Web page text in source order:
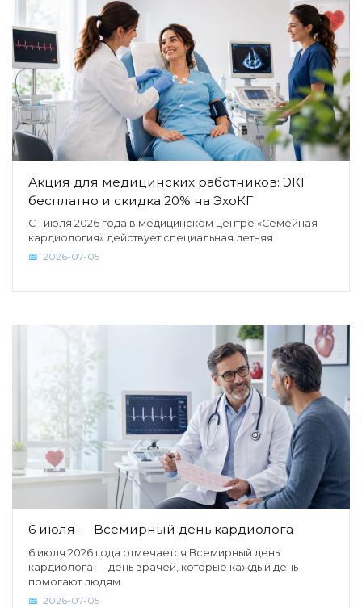
Акция для медицинских работников: ЭКГ
бесплатно и скидка 20% на ЭхоКГ
С 1 июля 2026 года в медицинском центре «Семейная
кардиология» действует специальная летняя
2026-07-05
6 июля — Всемирный день кардиолога
6 июля 2026 года отмечается Всемирный день
кардиолога — день врачей, которые каждый день
помогают людям
2026-07-05